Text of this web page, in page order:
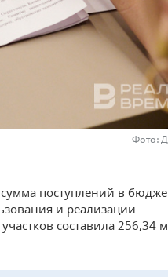
Фото:
поступлений в
и реализации
составила 256,34